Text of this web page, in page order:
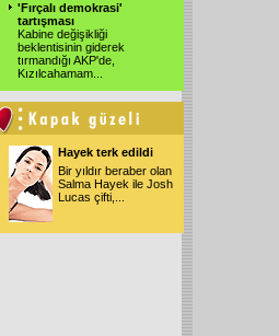
'Fırçalı demokrasi'
tartışması
Kabine değişikliği
beklentisinin giderek
tırmandığı AKP'de,
Kızılcahamam
Hayek terk edildi
Bir yıldır beraber olan
Salma Hayek ile Josh
Lucas çifti,